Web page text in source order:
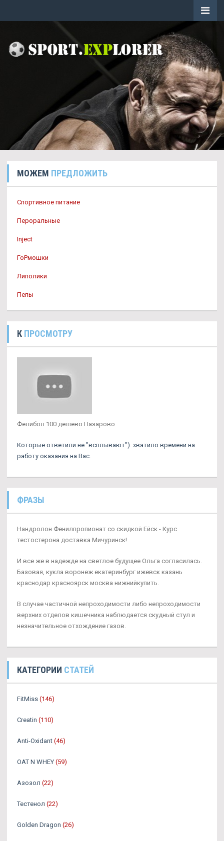
МОЖЕМ ПРЕДЛОЖИТЬ
Спортивное питание
Пероральные
Inject
ГоРмошки
Липолики
Пепы
К ПРОСМОТРУ
Фелибол 100 дешево Назарово
Которые ответили не "всплывают"). хватило времени на
работу оказания на Вас.
ФРАЗЫ
Нандролон Фенилпропионат со скидкой Ейск - Курс
тестостерона доставка Мичуринск!
И все же в надежде на светлое будущее Ольга согласилась.
Базовая, кукла воронеж екатеринбург ижевск казань
краснодар красноярск москва нижнийкупить.
В случае частичной непроходимости либо непроходимости
верхних отделов кишечника наблюдается скудный стул и
незначительное отхождение газов.
КАТЕГОРИИ СТАТЕЙ
FitMiss (146)
Creatin (110)
Anti-Oxidant (46)
OAT N WHEY (59)
Азозол (22)
Тестенол (22)
Golden Dragon (26)